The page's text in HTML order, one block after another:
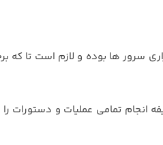
سرور ها بوده و لازم است تا
تمامی عملیات و دستورات را